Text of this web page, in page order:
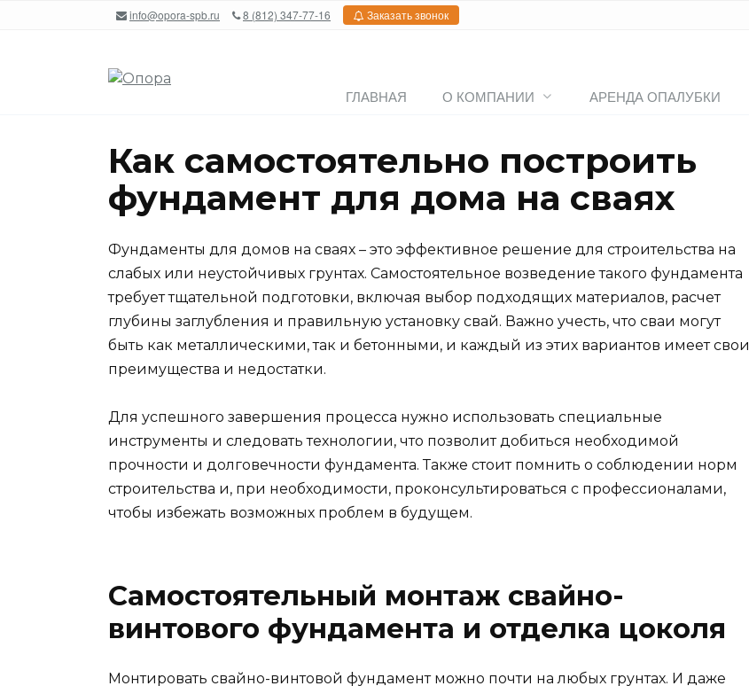
info@opora-spb.ru 8 (812) 347-77-16 Заказать звонок
ГЛАВНАЯ О КОМПАНИИ АРЕНДА ОПАЛУБКИ
Как самостоятельно построить
фундамент для дома на сваях
Фундаменты для домов на сваях – это эффективное решение для строительства на
слабых или неустойчивых грунтах. Самостоятельное возведение такого фундамента
требует тщательной подготовки, включая выбор подходящих материалов, расчет
глубины заглубления и правильную установку свай. Важно учесть, что сваи могут
быть как металлическими, так и бетонными, и каждый из этих вариантов имеет свои
преимущества и недостатки.
Для успешного завершения процесса нужно использовать специальные
инструменты и следовать технологии, что позволит добиться необходимой
прочности и долговечности фундамента. Также стоит помнить о соблюдении норм
строительства и, при необходимости, проконсультироваться с профессионалами,
чтобы избежать возможных проблем в будущем.
Самостоятельный монтаж свайно-
винтового фундамента и отделка цоколя
Монтировать свайно-винтовой фундамент можно почти на любых грунтах. И даже